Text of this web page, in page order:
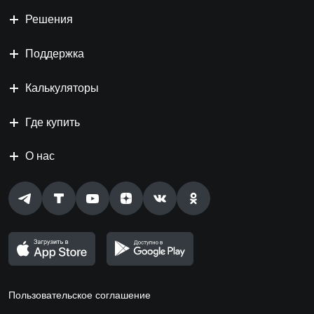
Решения
Поддержка
Калькуляторы
Где купить
О нас
Пользовательское соглашение